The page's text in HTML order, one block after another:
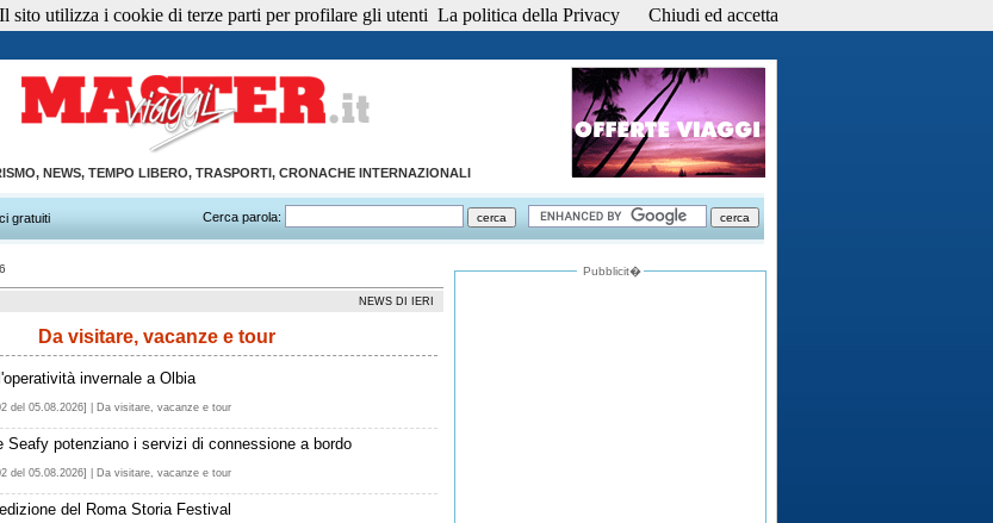
NEWS, TEMPO LIBERO, TRASPORTI, CRONACHE INTERNAZIONALI
gratuiti Cerca parola:
NEWS DI IERI
Da visitare, vacanze e tour
invernale a Olbia
del 05.08.2026] | Da visitare, vacanze e tour
Seafy potenziano i servizi di connessione a bordo
del 05.08.2026] | Da visitare, vacanze e tour
del Roma Storia Festival
Pubblicit�
sito utilizza i cookie di terze parti per profilare gli utenti La politica della Privacy Chiudi ed accetta